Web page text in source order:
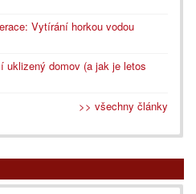
Vytírání horkou vodou
domov (a jak je letos
>> všechny články